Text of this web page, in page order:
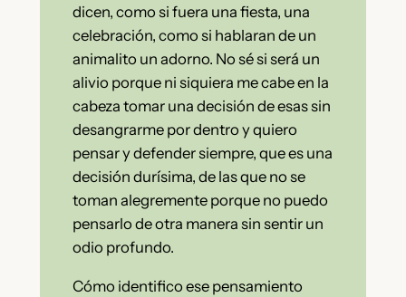
dicen, como si fuera una fiesta, una
celebración, como si hablaran de un
animalito un adorno. No sé si será un
alivio porque ni siquiera me cabe en la
cabeza tomar una decisión de esas sin
desangrarme por dentro y quiero
pensar y defender siempre, que es una
decisión durísima, de las que no se
toman alegremente porque no puedo
pensarlo de otra manera sin sentir un
odio profundo.
Cómo identifico ese pensamiento